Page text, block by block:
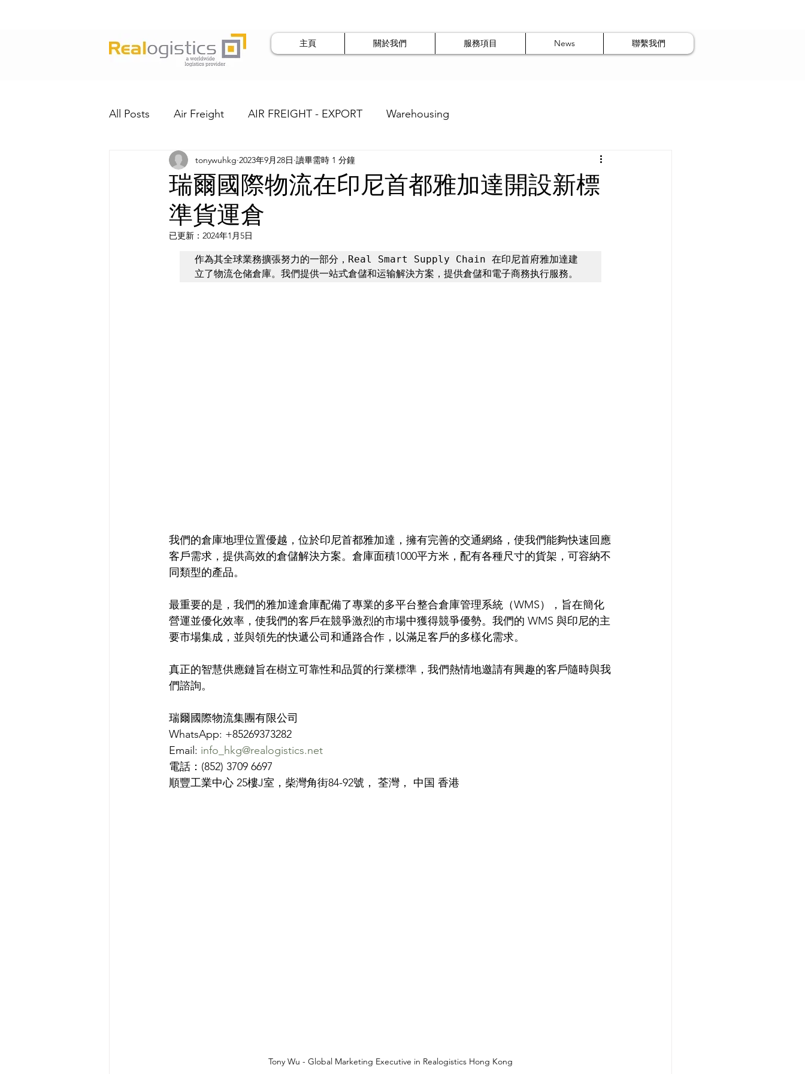
主頁 關於我們 服務項目 News 聯繫我們
All Posts Air Freight AIR FREIGHT - EXPORT Warehousing
瑞爾國際物流在印尼首都雅加達開設新標
準貨運倉
tonywuhkg 2023年9月28日 讀畢需時 1 分鐘
已更新： 2024年1月5日
作為其全球業務擴張努力的一部分，Real Smart Supply Chain 在印尼首府雅加達建
立了物流仓储倉庫。我們提供一站式倉儲和运输解決方案，提供倉儲和電子商務执行服務。
我們的倉庫地理位置優越，位於印尼首都雅加達，擁有完善的交通網絡，使我們能夠快速回應
客戶需求，提供高效的倉儲解決方案。倉庫面積1000平方米，配有各種尺寸的貨架，可容納不
同類型的產品。
最重要的是，我們的雅加達倉庫配備了專業的多平台整合倉庫管理系統（WMS），旨在簡化
營運並優化效率，使我們的客戶在競爭激烈的市場中獲得競爭優勢。我們的 WMS 與印尼的主
要市場集成，並與領先的快遞公司和通路合作，以滿足客戶的多樣化需求。
真正的智慧供應鏈旨在樹立可靠性和品質的行業標準，我們熱情地邀請有興趣的客戶隨時與我
們諮詢。
瑞爾國際物流集團有限公司
WhatsApp: +85269373282
Email: info_hkg@realogistics.net
電話：(852) 3709 6697
順豐工業中心 25樓J室，柴灣角街84-92號， 荃灣， 中国 香港
Tony Wu - Global Marketing Executive in Realogistics Hong Kong